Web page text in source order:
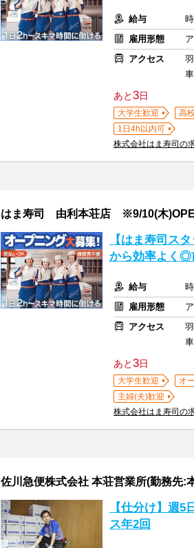
給与
雇用形態
アクセス
あと3日
大学生歓迎 高
1日4h以内可
株式会社はま寿司の
はま寿司 由利本荘店 ※9/10(木
【はま寿司ス
から効率よく◎
給与
雇用形態
アクセス
あと3日
大学生歓迎 オ
主婦(夫)歓迎
株式会社はま寿司の
佐川急便株式会社 本荘営業所(勤務先:
【仕分け】週
ス年2回